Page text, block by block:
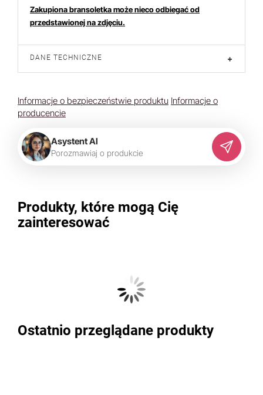
Zakupiona bransoletka może nieco odbiegać od
przedstawionej na zdjęciu.
DANE TECHNICZNE +
Informacje o bezpieczeństwie produktu Informacje o
producencie
Asystent AI
Porozmawiaj o produkcie
Produkty, które mogą Cię
zainteresować
Ostatnio przeglądane produkty